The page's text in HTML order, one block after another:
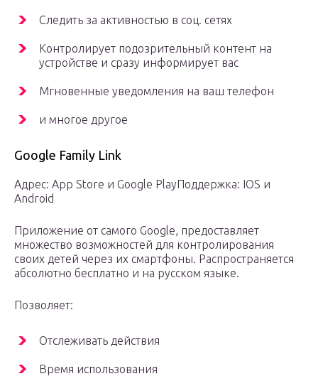
Следить за активностью в соц. сетях
Контролирует подозрительный контент на
устройстве и сразу информирует вас
Мгновенные уведомления на ваш телефон
и многое другое
Google Family Link
Адрес: App Store и Google PlayПоддержка: IOS и
Android
Приложение от самого Google, предоставляет
множество возможностей для контролирования
своих детей через их смартфоны. Распространяется
абсолютно бесплатно и на русском языке.
Позволяет:
Отслеживать действия
Время использования